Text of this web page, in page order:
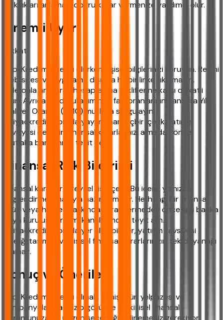
farklılıkları anlamak, doğru karar vermenize yardımcı olur.
Önemli Uyarı
Dikkat!
Yapı Kredi müşterisi olurken kişisel bilgilerinizi koruyun. Resmi
web sitesi ve uygulama dışında hiçbir linke tıklamayın.
Telefonla aranarak hesap açma tekliflerine karşı dikkatli
olun. Ayrıca kredi kullanımında faiz oranlarının yanı sıra Yıllık
Maliyet Oranı'nı (YMO) mutlaka sorgulayın.
ihtiyackredisi.com'da yayımlanan hiçbir içerik yatırım
tavsiyesi değildir. Finansal kararlarınızı almadan önce
mutlaka bankanızla teyit edin.
Finansal Risk Bildirimi
Finansal kararlar bireysel risk içerir. Bu içerik yalnızca
bilgilendirme amacıyla hazırlanmıştır. Herhangi bir finansal
ürün veya hizmet hakkında karar vermeden önce ilgili banka
veya kuruluşun resmi kanallarından teyit alın.
ihtiyackredisi.com'da yer alan bilgiler, yatırım tavsiyesi
niteliği taşımaz ve kişisel finansal kararlarınızın tek dayanağı
olamaz.
Sonuç ve Öneriler
Yapı Kredi müşterisi olmak, geniş ürün yelpazesi ve
kampanyalarıyla cazip görünse de kişisel finansal